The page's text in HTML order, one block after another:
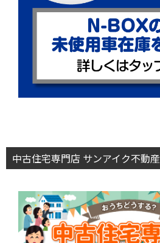
中古住宅専門店 サンアイク不動産